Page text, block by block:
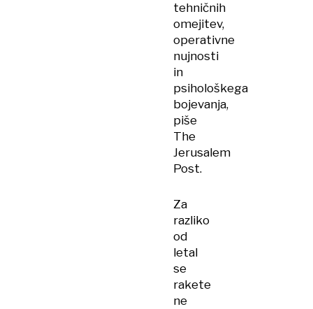
tehničnih
omejitev,
operativne
nujnosti
in
psihološkega
bojevanja,
piše
The
Jerusalem
Post.
Za
razliko
od
letal
se
rakete
ne